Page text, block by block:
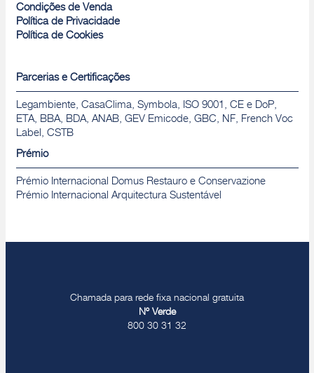
Condições de Venda
Política de Privacidade
Política de Cookies
Parcerias e Certificações
Legambiente, CasaClima, Symbola, ISO 9001, CE e DoP,
ETA, BBA, BDA, ANAB, GEV Emicode, GBC, NF, French Voc
Label, CSTB
Prémio
Prémio Internacional Domus Restauro e Conservazione
Prémio Internacional Arquitectura Sustentável
Chamada para rede fixa nacional gratuita
Nº Verde
800 30 31 32